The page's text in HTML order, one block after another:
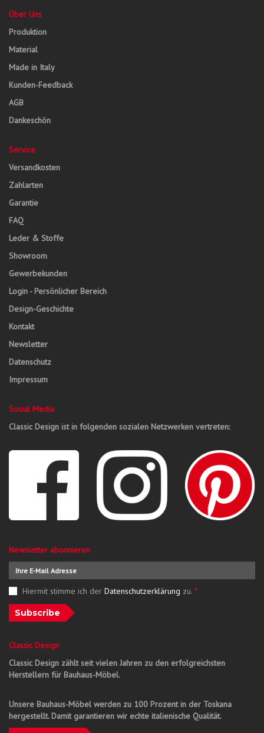
Über Uns
Produktion
Material
Made in Italy
Kunden-Feedback
AGB
Dankeschön
Service
Versandkosten
Zahlarten
Garantie
FAQ
Leder & Stoffe
Showroom
Gewerbekunden
Login - Persönlicher Bereich
Design-Geschichte
Kontakt
Newsletter
Datenschutz
Impressum
Social Media
Classic Design ist in folgenden sozialen Netzwerken vertreten:
Newsletter abonnieren
Hiermit stimme ich der Datenschutzerklärung zu. *
Subscribe
Classic Design
Classic Design zählt seit vielen Jahren zu den erfolgreichsten
Herstellern für Bauhaus-Möbel.
Unsere Bauhaus-Möbel werden zu 100 Prozent in der Toskana
hergestellt. Damit garantieren wir echte italienische Qualität.